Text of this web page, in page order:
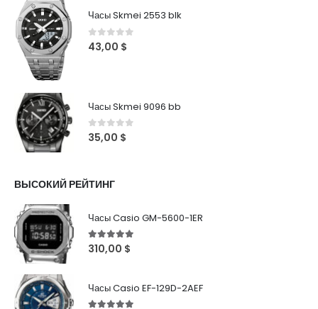
Часы Skmei 2553 blk
0 out of 5
43,00 $
Часы Skmei 9096 bb
0out of 5
35,00 $
ВЫСОКИЙ РЕЙТИНГ
Часы Casio GM-5600-1ER
5out of 5
310,00 $
Часы Casio EF-129D-2AEF